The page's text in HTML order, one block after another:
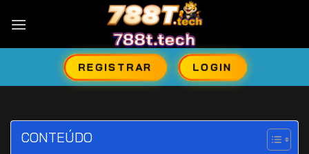
REGISTRAR LOGIN
CONTEÚDO